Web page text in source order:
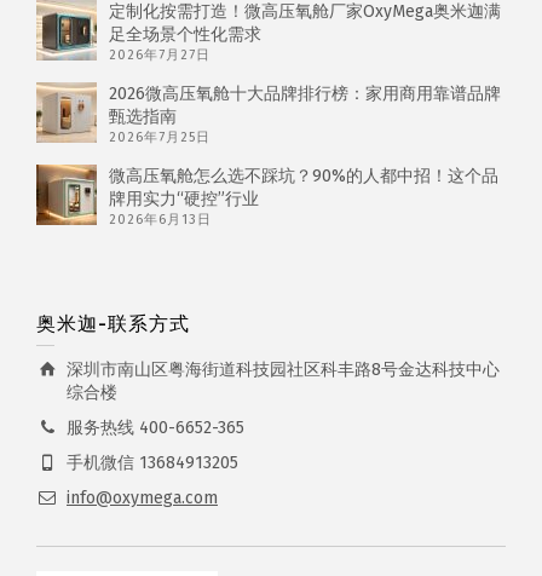
定制化按需打造！微高压氧舱厂家OxyMega奥米迦满
足全场景个性化需求
2026年7月27日
2026微高压氧舱十大品牌排行榜：家用商用靠谱品牌
甄选指南
2026年7月25日
微高压氧舱怎么选不踩坑？90%的人都中招！这个品
牌用实力“硬控”行业
2026年6月13日
奥米迦-联系方式
深圳市南山区粤海街道科技园社区科丰路8号金达科技中心
综合楼
服务热线 400-6652-365
手机微信 13684913205
info@oxymega.com